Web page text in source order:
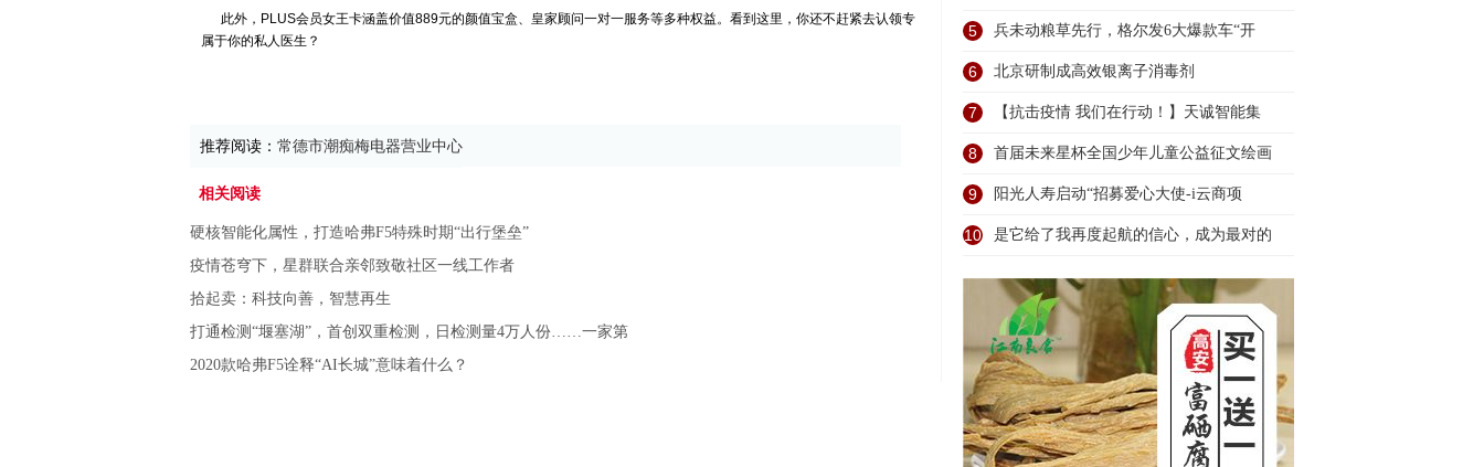
此外，PLUS会员女王卡涵盖价值889元的颜值宝盒、皇家顾问一对一服务等多种权益。看到这里，你还不赶紧去认领专
属于你的私人医生？
推荐阅读： 常德市潮痴梅电器营业中心
相关阅读
硬核智能化属性，打造哈弗F5特殊时期“出行堡垒”
疫情苍穹下，星群联合亲邻致敬社区一线工作者
拾起卖：科技向善，智慧再生
打通检测“堰塞湖”，首创双重检测，日检测量4万人份……一家第
2020款哈弗F5诠释“AI长城”意味着什么？
5 兵未动粮草先行，格尔发6大爆款车“开
6 北京研制成高效银离子消毒剂
7 【抗击疫情 我们在行动！】天诚智能集
8 首届未来星杯全国少年儿童公益征文绘画
9 阳光人寿启动“招募爱心大使-i云商项
10 是它给了我再度起航的信心，成为最对的